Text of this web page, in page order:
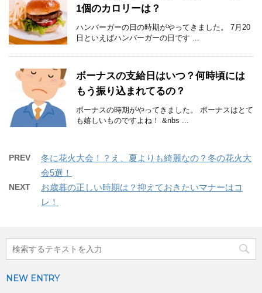
1個のカロリーは？
ハンバーガーの日の時期がやってきました。 7月20
日といえばハンバーガーの日です ...
ボーナスの支給日はいつ？何時頃には
もう振り込まれてるの？
ボーナスの時期がやってきました。 ボーナスはとて
も嬉しいものですよね！ &nbs ...
PREV
冬に花火大会！？え、夏よりも綺麗なの？冬の花火大
会5選！
NEXT
お歳暮の正しい時期は？抑えておきたいマナーはコ
レ！
NEW ENTRY